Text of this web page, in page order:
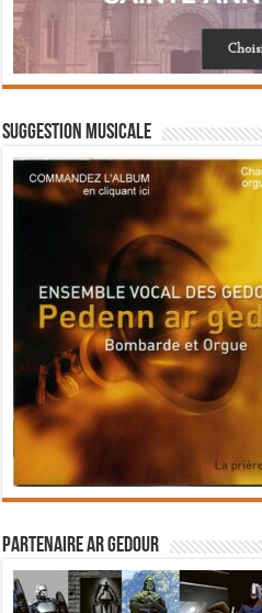
Suggestion musicale
Partenaire Ar Gedour